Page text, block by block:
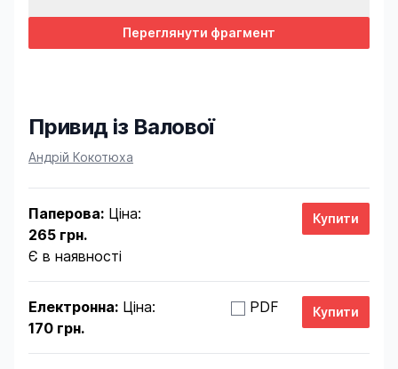
Переглянути фрагмент
Привид із Валової
Product information
Андрій Кокотюха
Паперова: Ціна:
265 грн.
Є в наявності
Електронна: Ціна:
170 грн.
PDF